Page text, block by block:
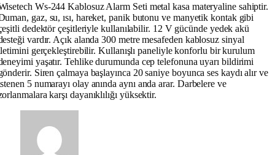
Ws-244 Kablosuz Alarm Seti metal kasa materyaline sahiptir.
gaz, su, ısı, hareket, panik butonu ve manyetik kontak gibi
dedektör çeşitleriyle kullanılabilir. 12 V gücünde yedek akü
vardır. Açık alanda 300 metre mesafeden kablosuz sinyal
gerçekleştirebilir. Kullanışlı paneliyle konforlu bir kurulum
yaşatır. Tehlike durumunda cep telefonuna uyarı bildirimi
Siren çalmaya başlayınca 20 saniye boyunca ses kaydı alır ve
5 numarayı olay anında aynı anda arar. Darbelere ve
karşı dayanıklılığı yüksektir.